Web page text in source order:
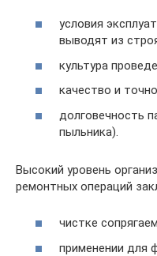
условия
выводят из
культура
качество и
долговечность
пыльника).
Высокий уровень
ремонтных операций
чистке
применении для